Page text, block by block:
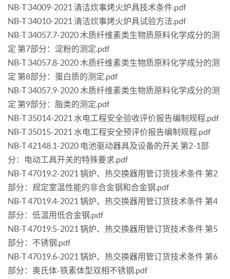
NB-T 34009-2021 清洁炊事烤火炉具技术条件.pdf
NB-T 34010-2021 清洁炊事烤火炉具试验方法.pdf
NB-T 34057.7-2020 木质纤维素类生物质原料化学成分的测
定 第7部分：淀粉的测定.pdf
NB-T 34057.8-2020 木质纤维素类生物质原料化学成分的测
定 第8部分：蛋白质的测定.pdf
NB-T 34057.9-2020 木质纤维素类生物质原料化学成分的测
定 第9部分：脂类的测定.pdf
NB-T 35014-2021 水电工程安全验收评价报告编制规程.pdf
NB-T 35015-2021 水电工程安全预评价报告编制规程.pdf
NB-T 42148.1-2020 电池驱动器具及设备的开关 第2-1部
分：电动工具开关的特殊要求.pdf
NB-T 47019.2-2021 锅炉、热交换器用管订货技术条件 第2
部分：规定室温性能的非合金钢和合金钢.pdf
NB-T 47019.4-2021 锅炉、热交换器用管订货技术条件 第4
部分：低温用低合金钢.pdf
NB-T 47019.5-2021 锅炉、热交换器用管订货技术条件 第5
部分：不锈钢.pdf
NB-T 47019.6-2021 锅炉、热交换器用管订货技术条件 第6
部分：奥氏体-铁素体型双相不锈钢.pdf